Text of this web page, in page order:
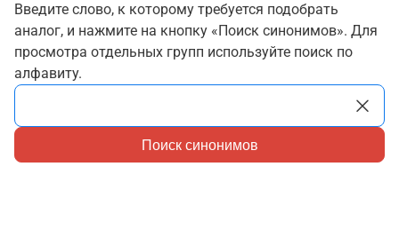
Введите слово, к которому требуется подобрать
аналог, и нажмите на кнопку «Поиск синонимов». Для
просмотра отдельных групп используйте поиск по
алфавиту.
Поиск синонимов